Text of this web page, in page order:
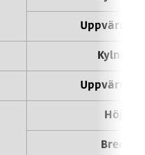
Kylning
Höjd
Bredd